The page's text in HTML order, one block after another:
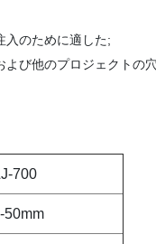
入のために適した;
び他のプロジェクトの
700
50mm